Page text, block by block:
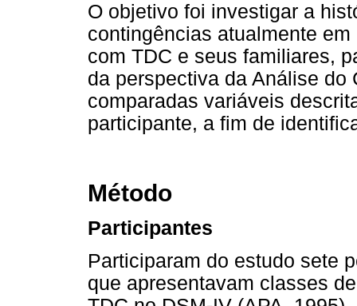
O objetivo foi investigar a
contingências atualmente
com TDC e seus familiares,
da perspectiva da Análise do
comparadas variáveis
participante, a fim de
Método
Participantes
Participaram do estudo sete
que apresentavam classes